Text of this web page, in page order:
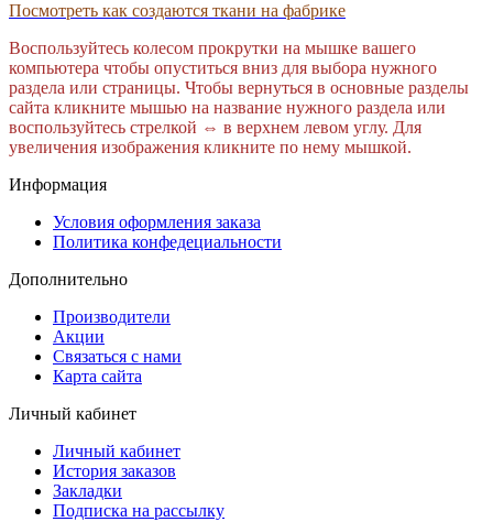
Посмотреть как создаются ткани на фабрике
Воспользуйтесь колесом прокрутки на мышке вашего
компьютера чтобы опуститься вниз для выбора нужного
раздела или страницы. Чтобы вернуться в основные разделы
сайта кликните мышью на название нужного раздела или
воспользуйтесь стрелкой ⇔ в верхнем левом углу. Для
увеличения изображения кликните по нему мышкой.
Информация
Условия оформления заказа
Политика конфедециальности
Дополнительно
Производители
Акции
Связаться с нами
Карта сайта
Личный кабинет
Личный кабинет
История заказов
Закладки
Подписка на рассылку